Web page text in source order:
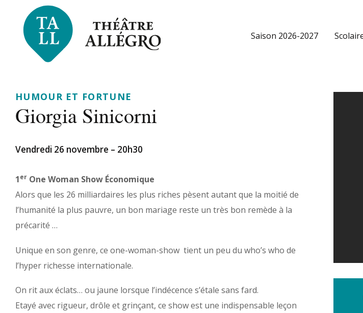
Saison 2026-2027
HUMOUR ET FORTUNE
Giorgia Sinicorni
Vendredi 26 novembre – 20h30
1er One Woman Show Économique
Alors que les 26 milliardaires les plus riches pèsent autant que la moitié de
l’humanité la plus pauvre, un bon mariage reste un très bon remède à la
précarité …
Unique en son genre, ce one-woman-show tient un peu du who’s who de
l’hyper richesse internationale.
On rit aux éclats… ou jaune lorsque l’indécence s’étale sans fard.
Etayé avec rigueur, drôle et grinçant, ce show est une indispensable leçon